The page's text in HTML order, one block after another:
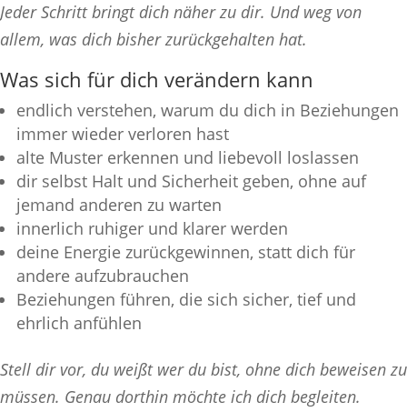
Jeder Schritt bringt dich näher zu dir. Und weg von
allem, was dich bisher zurückgehalten hat.
Was sich für dich verändern kann
endlich verstehen, warum du dich in Beziehungen
immer wieder verloren hast
alte Muster erkennen und liebevoll loslassen
dir selbst Halt und Sicherheit geben, ohne auf
jemand anderen zu warten
innerlich ruhiger und klarer werden
deine Energie zurückgewinnen, statt dich für
andere aufzubrauchen
Beziehungen führen, die sich sicher, tief und
ehrlich anfühlen
Stell dir vor, du weißt wer du bist, ohne dich beweisen zu
müssen. Genau dorthin möchte ich dich begleiten.